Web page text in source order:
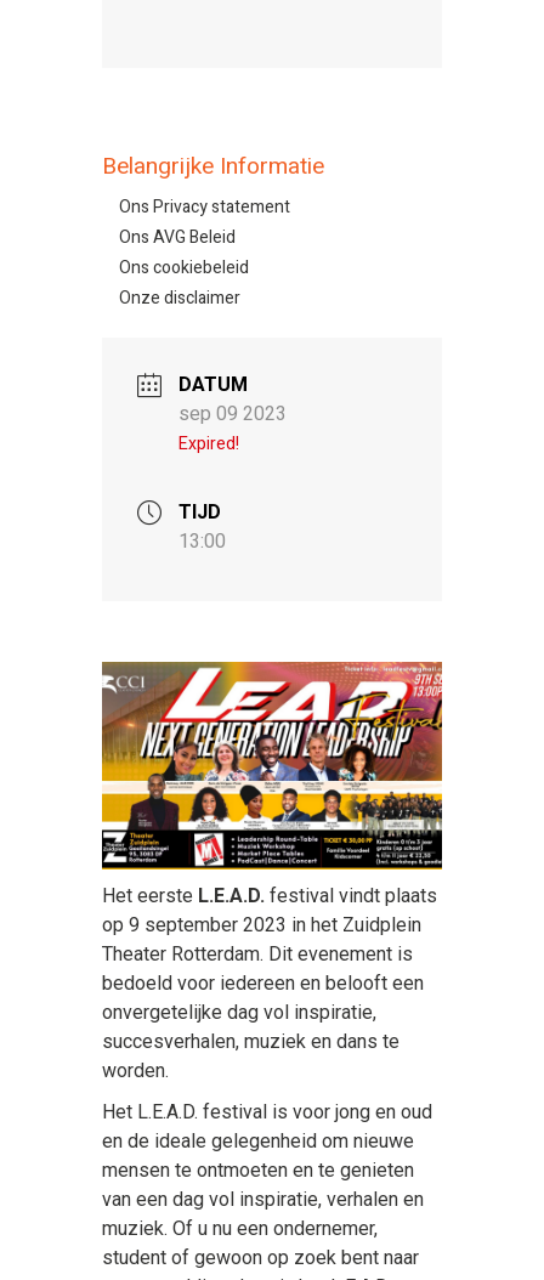
Belangrijke Informatie
Ons Privacy statement
Ons AVG Beleid
Ons cookiebeleid
Onze disclaimer
DATUM
sep 09 2023
Expired!
TIJD
13:00
Het eerste L.E.A.D. festival vindt plaats
op 9 september 2023 in het Zuidplein
Theater Rotterdam. Dit evenement is
bedoeld voor iedereen en belooft een
onvergetelijke dag vol inspiratie,
succesverhalen, muziek en dans te
worden.
Het L.E.A.D. festival is voor jong en oud
en de ideale gelegenheid om nieuwe
mensen te ontmoeten en te genieten
van een dag vol inspiratie, verhalen en
muziek. Of u nu een ondernemer,
student of gewoon op zoek bent naar